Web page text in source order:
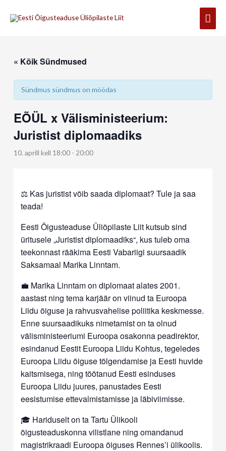
« Kõik Sündmused
Sündmus sündmus on möödas
EÕÜL x Välisministeerium:
Juristist diplomaadiks
10. aprill kell 18:00 -20:00
⚖️ Kas juristist võib saada diplomaat? Tule ja saa
teada!
Eesti Õigusteaduse Üliõpilaste Liit kutsub sind
üritusele „Juristist diplomaadiks“, kus tuleb oma
teekonnast rääkima Eesti Vabariigi suursaadik
Saksamaal Marika Linntam.
💼 Marika Linntam on diplomaat alates 2001.
aastast ning tema karjäär on viinud ta Euroopa
Liidu õiguse ja rahvusvahelise poliitika keskmesse.
Enne suursaadikuks nimetamist on ta olnud
välisministeeriumi Euroopa osakonna peadirektor,
esindanud Eestit Euroopa Liidu Kohtus, tegeledes
Euroopa Liidu õiguse tõlgendamise ja Eesti huvide
kaitsmisega, ning töötanud Eesti esinduses
Euroopa Liidu juures, panustades Eesti
eesistumise ettevalmistamisse ja läbiviimisse.
🎓 Hariduselt on ta Tartu Ülikooli
õigusteaduskonna vilistlane ning omandanud
magistrikraadi Euroopa õiguses Rennes’i ülikoolis.